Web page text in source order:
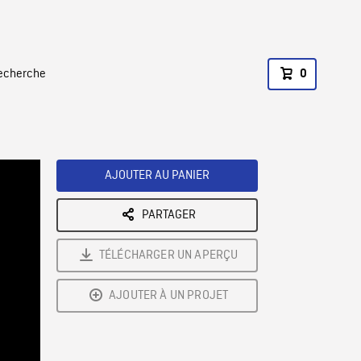
0
AJOUTER AU PANIER
PARTAGER
TÉLÉCHARGER UN APERÇU
AJOUTER À UN PROJET